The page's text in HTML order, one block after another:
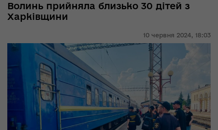
10 червня 2024, 18:03
Волинь прийняла близько 30 дітей з
Харківщини